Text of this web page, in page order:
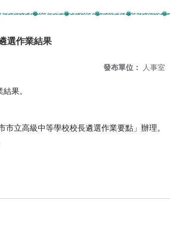
選作業結果
發布單位： 人事室
果。
立高級中等學校校長遴選作業要點」辦理。